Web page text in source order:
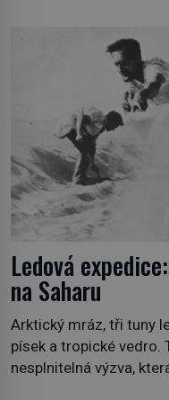
1778), jenže v Asii o
připomíná jelena, v
Ledová
na Saharu
Arktický mráz, tři tuny
písek a tropické vedro.
nesplnitelná výzva,